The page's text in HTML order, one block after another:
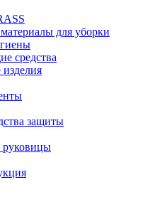
для уборки
средства
защиты
руковицы